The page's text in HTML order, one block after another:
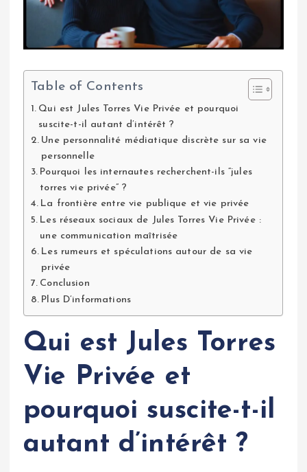
Table of Contents
Qui est Jules Torres Vie Privée et pourquoi
suscite-t-il autant d’intérêt ?
Une personnalité médiatique discrète sur sa vie
personnelle
Pourquoi les internautes recherchent-ils “jules
torres vie privée” ?
La frontière entre vie publique et vie privée
Les réseaux sociaux de Jules Torres Vie Privée :
une communication maîtrisée
Les rumeurs et spéculations autour de sa vie
privée
Conclusion
Plus D’informations
Qui est Jules Torres
Vie Privée et
pourquoi suscite-t-il
autant d’intérêt ?